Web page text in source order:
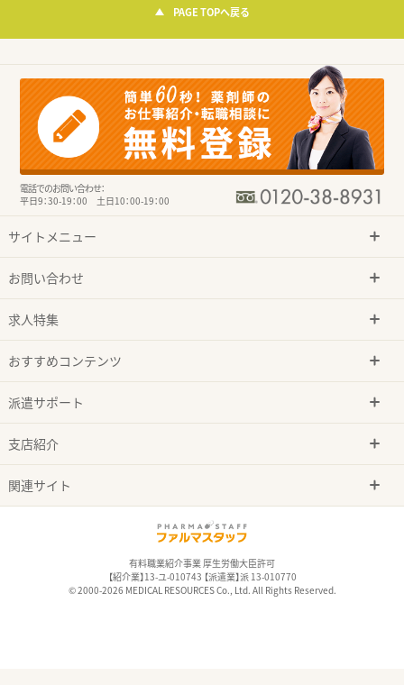
PAGE TOPへ戻る
電話でのお問い合わせ：
平日9：30-19：00 土日10：00-19：00
サイトメニュー
お問い合わせ
求人特集
おすすめコンテンツ
派遣サポート
支店紹介
関連サイト
有料職業紹介事業 厚生労働大臣許可
【紹介業】13-ユ-010743 【派遣業】派 13-010770
© 2000-2026 MEDICAL RESOURCES Co., Ltd. All Rights Reserved.